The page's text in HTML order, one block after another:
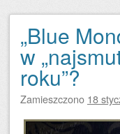
„Blue
w
roku”?
Zamieszczono 18